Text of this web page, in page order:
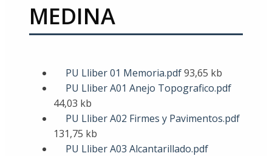
MEDINA
PU Lliber 01 Memoria.pdf93,65 kb
PU Lliber A01 Anejo Topografico.pdf
44,03 kb
PU Lliber A02 Firmes y Pavimentos.pdf
131,75 kb
PU Lliber A03 Alcantarillado.pdf